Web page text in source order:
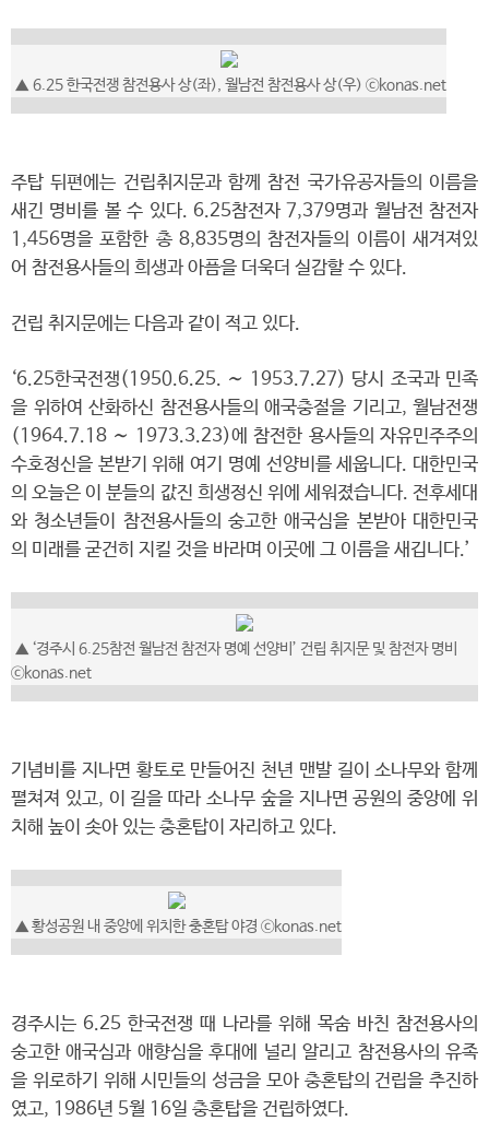
▲ 6.25 한국전쟁 참전용사 상(좌), 월남전 참전용사 상(우) ⓒkonas.net
주탑 뒤편에는 건립취지문과 함께 참전 국가유공자들의 이름을
새긴 명비를 볼 수 있다. 6.25참전자 7,379명과 월남전 참전자
1,456명을 포함한 총 8,835명의 참전자들의 이름이 새겨져있
어 참전용사들의 희생과 아픔을 더욱더 실감할 수 있다.
건립 취지문에는 다음과 같이 적고 있다.
‘6.25한국전쟁(1950.6.25. ∼ 1953.7.27) 당시 조국과 민족
을 위하여 산화하신 참전용사들의 애국충절을 기리고, 월남전쟁
(1964.7.18 ∼ 1973.3.23)에 참전한 용사들의 자유민주주의
수호정신을 본받기 위해 여기 명예 선양비를 세웁니다. 대한민국
의 오늘은 이 분들의 값진 희생정신 위에 세워졌습니다. 전후세대
와 청소년들이 참전용사들의 숭고한 애국심을 본받아 대한민국
의 미래를 굳건히 지킬 것을 바라며 이곳에 그 이름을 새깁니다.’
▲ ‘경주시 6.25참전 월남전 참전자 명예 선양비’ 건립 취지문 및 참전자 명비
ⓒkonas.net
기념비를 지나면 황토로 만들어진 천년 맨발 길이 소나무와 함께
펼쳐져 있고, 이 길을 따라 소나무 숲을 지나면 공원의 중앙에 위
치해 높이 솟아 있는 충혼탑이 자리하고 있다.
▲ 황성공원 내 중앙에 위치한 충혼탑 야경 ⓒkonas.net
경주시는 6.25 한국전쟁 때 나라를 위해 목숨 바친 참전용사의
숭고한 애국심과 애향심을 후대에 널리 알리고 참전용사의 유족
을 위로하기 위해 시민들의 성금을 모아 충혼탑의 건립을 추진하
였고, 1986년 5월 16일 충혼탑을 건립하였다.